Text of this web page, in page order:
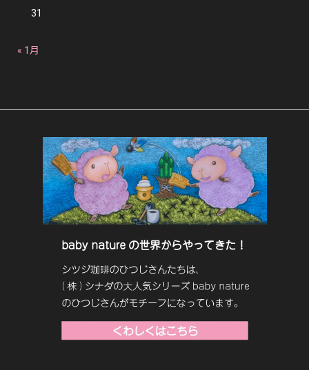
31
« 1月